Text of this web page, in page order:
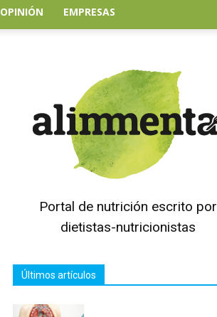
OPINIÓN EMPRESAS
Portal de nutrición escrito por
dietistas-nutricionistas
Últimos artículos